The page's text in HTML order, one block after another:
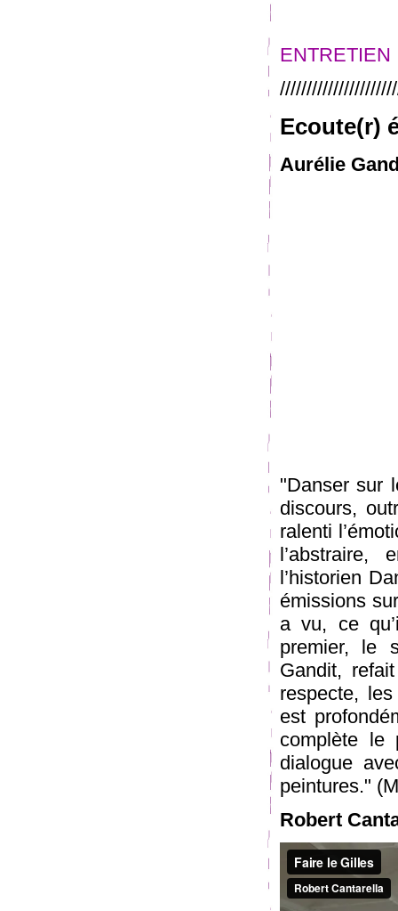
ENTRETIEN
Ecoute(r)
Aurélie
"Danser sur
discours,
ralenti
l’historien
émissions
a vu, ce
premier, le
Gandit,
respecte,
est
complète le
dialogue
peintures."
Robert